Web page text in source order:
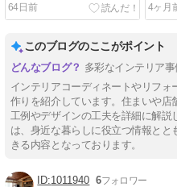
64日前
4ヶ月
このブログのここがポイント
多彩なインテリア
インテリアコーディネートやリフ
作りを紹介しています。住まいや
工例やデザインの工夫を詳細に解
は、身近な暮らしに役立つ情報と
きる内容となっております。
1011940 6